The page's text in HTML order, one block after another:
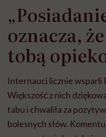
oznacza,
tobą
Internauci licznie wsparli
Większość z nich
tabu i chwaliła za
bolesnych słów.